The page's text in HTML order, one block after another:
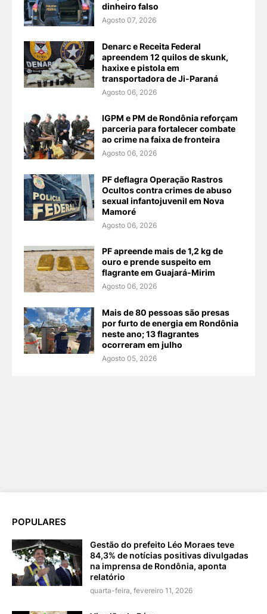
dinheiro falso
Agosto 07, 2026
Denarc e Receita Federal
apreendem 12 quilos de skunk,
haxixe e pistola em
transportadora de Ji-Paraná
Agosto 06, 2026
IGPM e PM de Rondônia reforçam
parceria para fortalecer combate
ao crime na faixa de fronteira
Agosto 06, 2026
PF deflagra Operação Rastros
Ocultos contra crimes de abuso
sexual infantojuvenil em Nova
Mamoré
Agosto 06, 2026
PF apreende mais de 1,2 kg de
ouro e prende suspeito em
flagrante em Guajará-Mirim
Agosto 06, 2026
Mais de 80 pessoas são presas
por furto de energia em Rondônia
neste ano; 13 flagrantes
ocorreram em julho
Agosto 05, 2026
POPULARES
Gestão do prefeito Léo Moraes teve
84,3% de notícias positivas divulgadas
na imprensa de Rondônia, aponta
relatório
quarta-feira, fevereiro 11, 2026